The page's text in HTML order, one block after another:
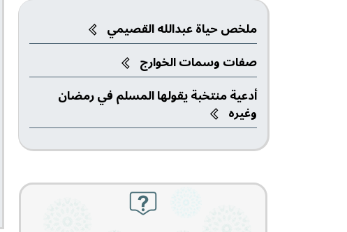
الرياضة والكرة
المسائل التاريخية
المسائل التربوية
المسائل الأخلاقية
قضايا المرأة
قضايا شبابية
ملخص حياة عبدالله القصيمي
صفات وسمات الخوارج
أدعية منتخبة يقولها المسلم في رمضان
وغيره